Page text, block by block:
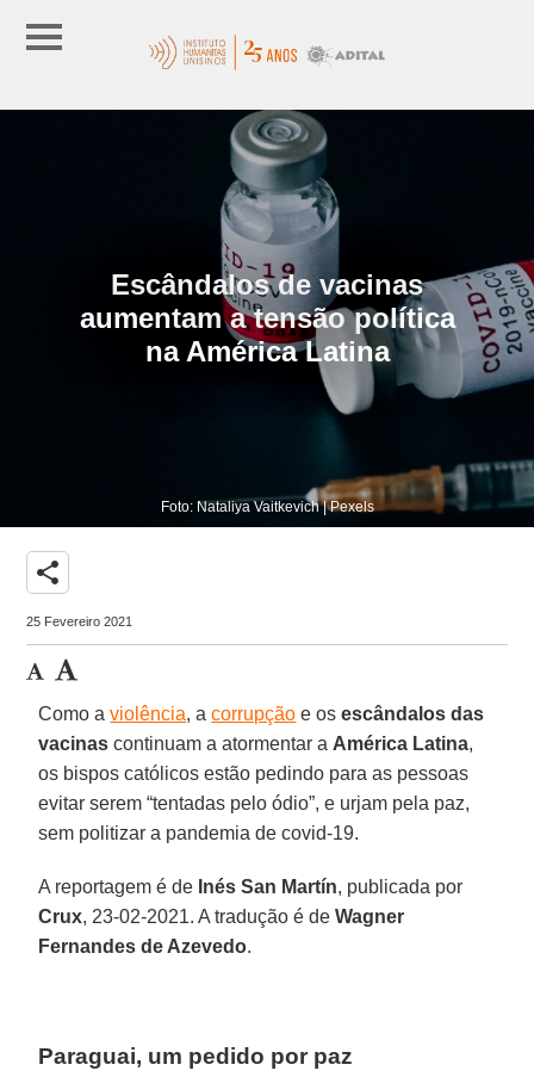
Escândalos de vacinas
aumentam a tensão política
na América Latina
Foto: Nataliya Vaitkevich | Pexels
share
25 Fevereiro 2021
Como aviolência, acorrupção e osescândalos das
vacinas continuam a atormentar a América Latina,
os bispos católicos estão pedindo para as pessoas
evitar serem “tentadas pelo ódio”, e urjam pela paz,
sem politizar a pandemia de covid-19.
A reportagem é de Inés San Martín, publicada por
Crux, 23-02-2021. A tradução é deWagner
Fernandes de Azevedo.
Paraguai, um pedido por paz